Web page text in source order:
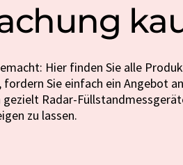
Hier finden Sie alle
Sie einfach ein Angebot
Radar-
zu lassen.